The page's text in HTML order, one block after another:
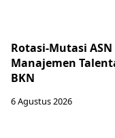
Rotasi-Mutasi
Manajemen
BKN
6 Agustus 2026